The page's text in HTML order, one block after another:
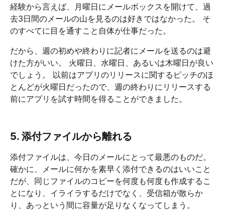
経験から言えば、月曜日にメールボックスを開けて、過
去3日間のメールの山を見るのは好きではなかった。 そ
のすべてに目を通すこと自体が仕事だった。
だから、週の初めや終わりに記者にメールを送るのは避
けた方がいい。 火曜日、水曜日、あるいは木曜日が良い
でしょう。 以前はアプリのリリースに関するピッチのほ
とんどが火曜日だったので、週の終わりにリリースする
前にアプリを試す時間を得ることができました。
5. 添付ファイルから離れる
添付ファイルは、今日のメールにとって最悪のものだ。
確かに、メールに何かを素早く添付できるのはいいこと
だが、同じファイルのコピーを何度も何度も作成するこ
とになり、イライラするだけでなく、受信箱が散らか
り、あっという間に容量が足りなくなってしまう。